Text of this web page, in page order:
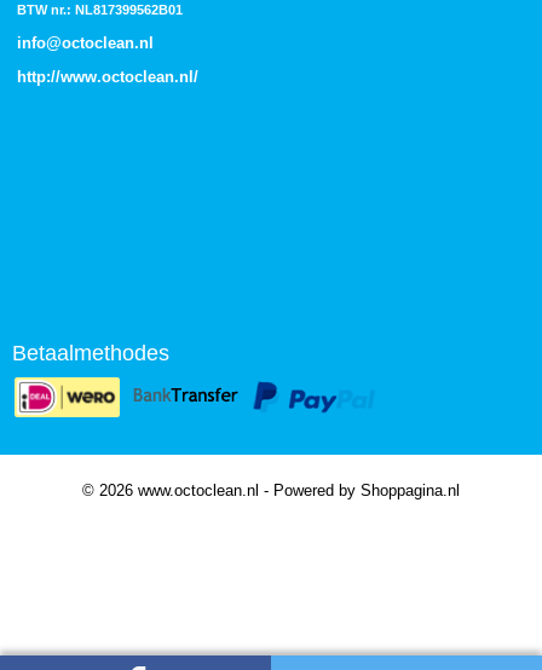
BTW nr.: NL817399562B01
info@octoclean.nl
http://www.octoclean.nl /
Betaalmethodes
© 2026 www.octoclean.nl - Powered by Shoppagina.nl